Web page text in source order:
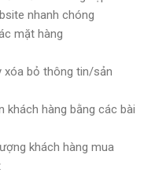
nhanh chóng
mặt hàng
xóa bỏ thông tin/sản
khách hàng bằng các bài
khách hàng mua